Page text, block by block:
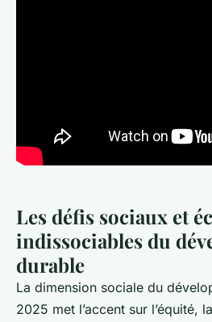
Les défis sociaux et
indissociables du
durable
La dimension sociale du
2025 met l’accent sur l’équité,